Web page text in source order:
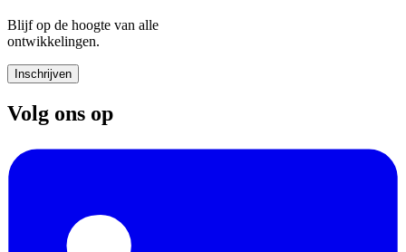
Blijf op de hoogte van alle
ontwikkelingen.
Inschrijven
Volg ons op